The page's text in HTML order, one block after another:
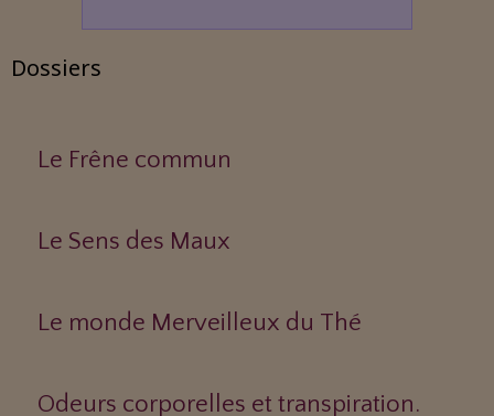
Dossiers
Le Frêne commun
Le Sens des Maux
Le monde Merveilleux du Thé
Odeurs corporelles et transpiration.